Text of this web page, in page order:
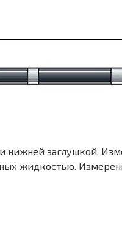
нижней заглушкой.
жидкостью.